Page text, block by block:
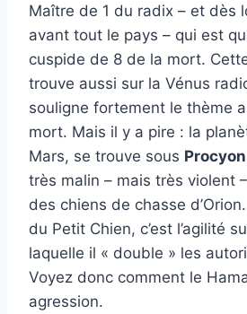
Maître de 1 du radix – et dès
avant tout le pays – qui est
cuspide de 8 de la mort.
trouve aussi sur la Vénus
souligne fortement le thème
mort. Mais il y a pire : la
Mars, se trouve sous Procyon
très malin – mais très violent
des chiens de chasse
du Petit Chien, c’est l’agilité
laquelle il « double » les
Voyez donc comment le
agression.